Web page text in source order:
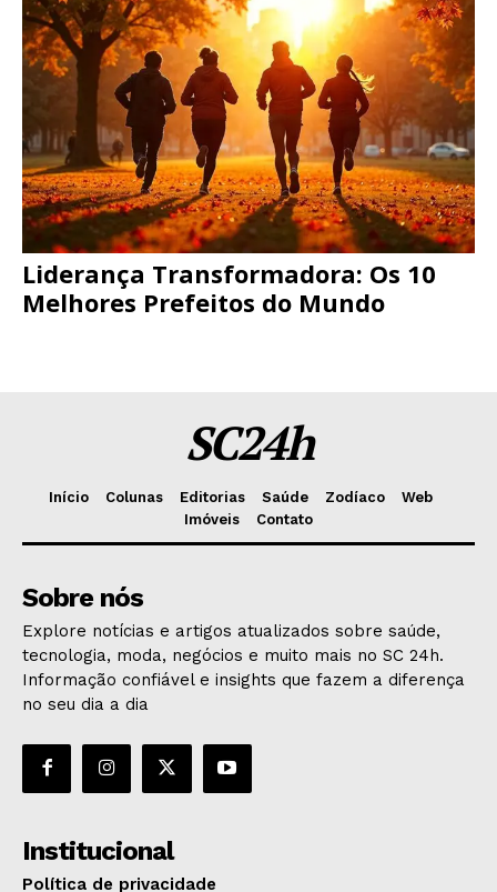
Liderança Transformadora: Os 10
Melhores Prefeitos do Mundo
SC24h
Início Colunas Editorias Saúde Zodíaco
Web
Imóveis
Contato
Sobre nós
Explore notícias e artigos atualizados sobre saúde,
tecnologia, moda, negócios e muito mais no SC 24h.
Informação confiável e insights que fazem a diferença
no seu dia a dia
Institucional
Política de privacidade